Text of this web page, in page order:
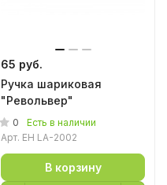
65 руб.
Ручка шариковая
"Револьвер"
0
Есть в наличии
Арт. EH LA-2002
В корзину